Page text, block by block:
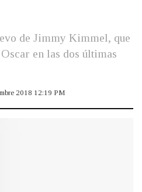
de Jimmy Kimmel, que
en las dos últimas
2018 12:19 PM